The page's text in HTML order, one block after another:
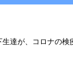
達が、コロナの